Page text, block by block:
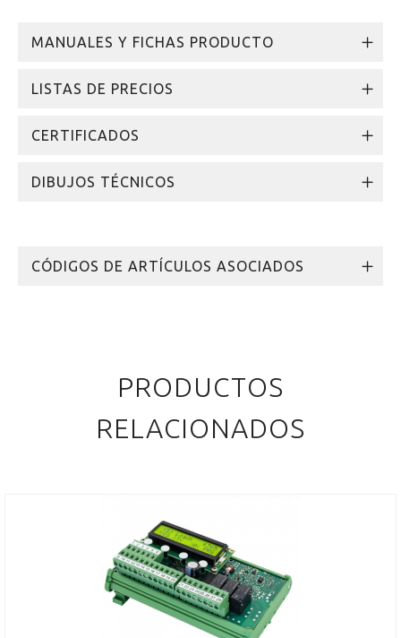
MANUALES Y FICHAS PRODUCTO
LISTAS DE PRECIOS
CERTIFICADOS
DIBUJOS TÉCNICOS
CÓDIGOS DE ARTÍCULOS ASOCIADOS
PRODUCTOS
RELACIONADOS